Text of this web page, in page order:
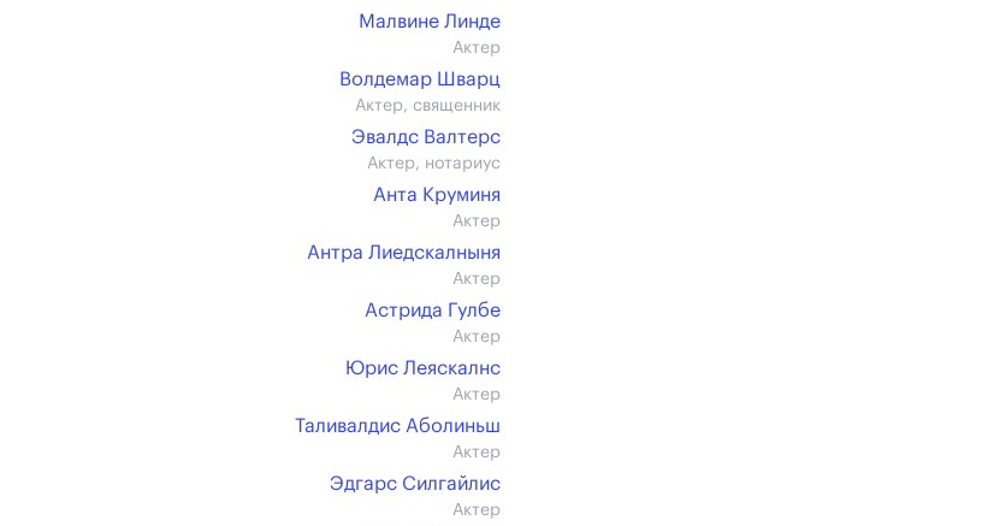
Малвине Линде
Актер
Волдемар Шварц
Актер, священник
Эвалдс Валтерс
Актер, нотариус
Анта Круминя
Актер
Антра Лиедскалныня
Актер
Астрида Гулбе
Актер
Юрис Леяскалнс
Актер
Таливалдис Аболиньш
Актер
Эдгарс Силгайлис
Актер